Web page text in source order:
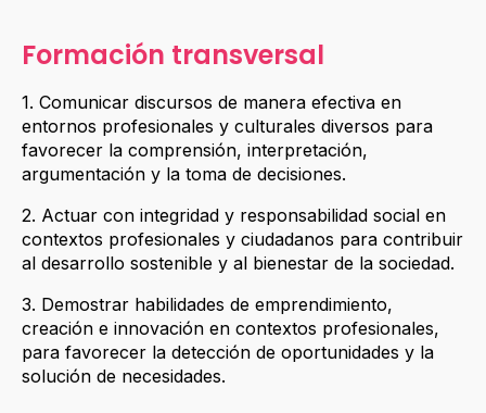
Formación transversal
1. Comunicar discursos de manera efectiva en
entornos profesionales y culturales diversos para
favorecer la comprensión, interpretación,
argumentación y la toma de decisiones.
2. Actuar con integridad y responsabilidad social en
contextos profesionales y ciudadanos para contribuir
al desarrollo sostenible y al bienestar de la sociedad.
3. Demostrar habilidades de emprendimiento,
creación e innovación en contextos profesionales,
para favorecer la detección de oportunidades y la
solución de necesidades.